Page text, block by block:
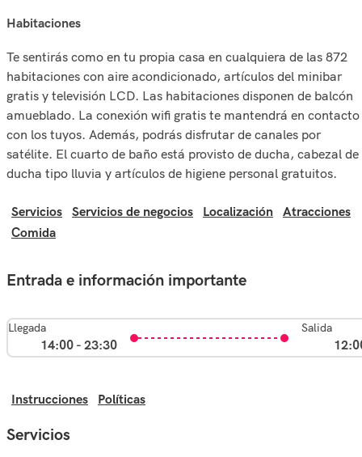
habitaciones
Te sentirás como en tu propia casa en cualquiera de las 872
habitaciones con aire acondicionado, artículos del minibar
gratis y televisión LCD. Las habitaciones disponen de balcón
amueblado. La conexión wifi gratis te mantendrá en contacto
con los tuyos. Además, podrás disfrutar de canales por
satélite. El cuarto de baño está provisto de ducha, cabezal de
ducha tipo lluvia y artículos de higiene personal gratuitos.
Servicios Servicios de negocios Localización
Atracciones
Comida
Entrada e información importante
Llegada
14:00 - 23:30
Salida
Instrucciones Políticas
Servicios